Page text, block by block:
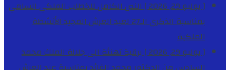
[ يوليو 29, 2026 ]
النص الكامل للخطاب الملكي السامي
بمناسبة الذكرى الـ27 لعيد العرش المجيد
الأنشطة
الملكية
[ يوليو 29, 2026 ]
برقية تهنئة الى جلالة الملك محمد